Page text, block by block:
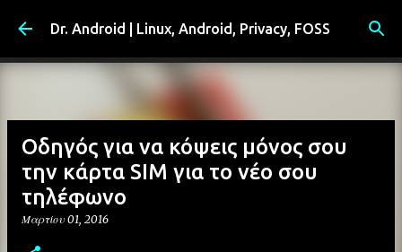
Μετάβαση στο κύριο περιεχόμενο
Dr. Android | Linux, Android, Privacy, FOSS
Οδηγός για να κόψεις μόνος σου
την κάρτα SIM για το νέο σου
τηλέφωνο
Μαρτίου 01, 2016